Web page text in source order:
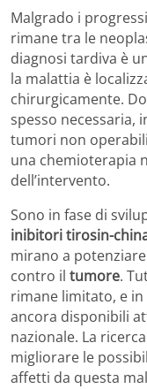
Malgrado i
rimane tra le
diagnosi tardiva è
la malattia è
chirurgicamente.
spesso necessaria,
tumori non
una chemioterapia
dell’intervento.
Sono in fase di
inibitori tirosin-
mirano a
contro il tumore.
rimane limitato, e
ancora disponibili
nazionale. La
migliorare le
affetti da questa